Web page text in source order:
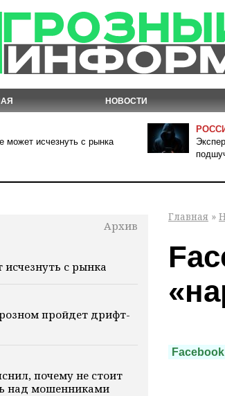
НОВОСТИ
может исчезнуть с рынка
Архив
исчезнуть с рынка
пройдет дрифт-
почему не стоит
над мошенниками
Главная »
Facebook